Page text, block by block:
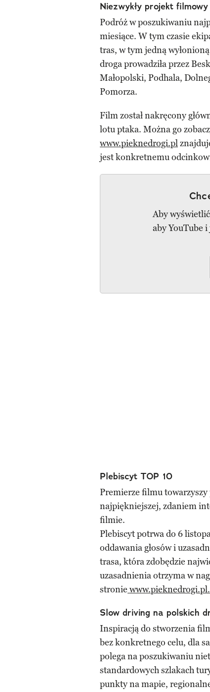
Niezwykły projekt filmowy
Podróż w poszukiwaniu
miesiące. W tym czasie
tras, w tym jedną
droga prowadziła przez
Małopolski, Podhala,
Pomorza.
Film został nakręcony
lotu ptaka. Można go
www.pieknedrogi.pl
jest konkretnemu
Aby
aby YouTube i
Plebiscyt TOP 10
Premierze filmu towarzyszy
najpiękniejszej, zdaniem
filmie.
Plebiscyt potrwa do 6
oddawania głosów i
trasa, która zdobędzie
uzasadnienia otrzyma w
stronie www.pieknedrogi.pl.
Slow driving na polskich
Inspiracją do stworzenia
bez konkretnego celu, dla
polega na poszukiwaniu
standardowych szlakach
punkty na mapie,